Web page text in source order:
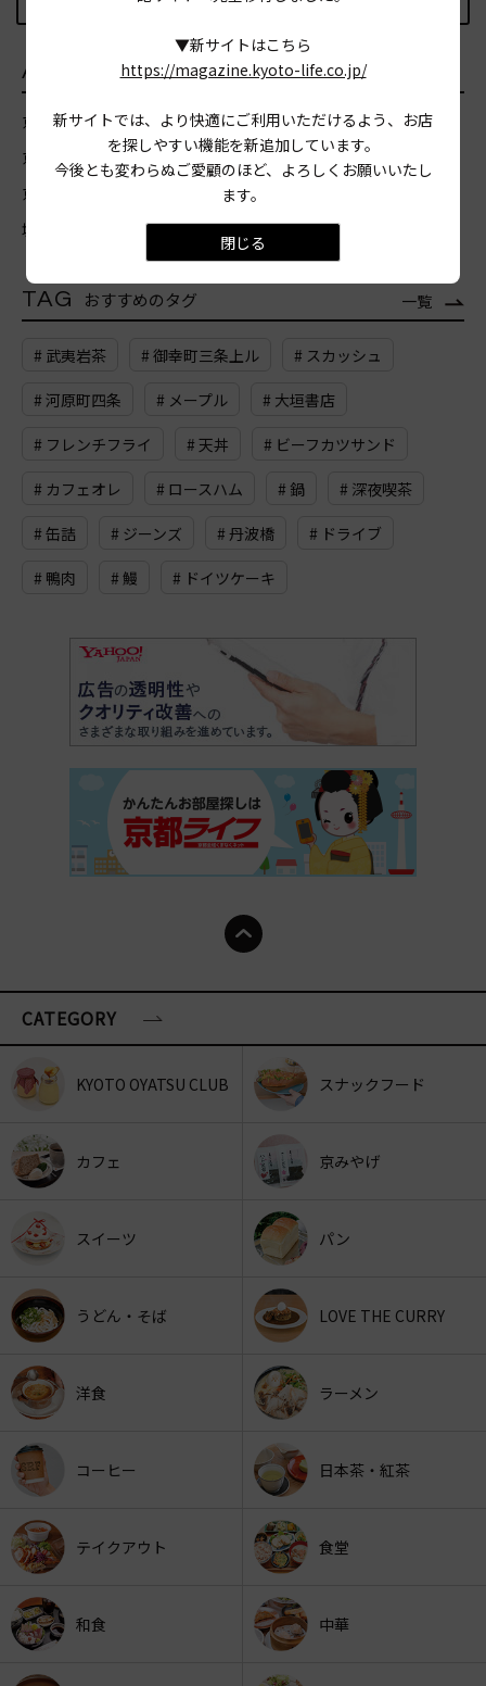
AREA エリア
京都市北区 京都市上京区 京都市左京区
京都市中京区
京都市東山区
京都市山科区 京都市下京区
京都市南区
京都市右京区
京都市伏見区
城陽市
長岡京市 八幡市 木津川市
TAG おすすめのタグ 一覧
# 武夷岩茶 # 御幸町三条上ル # スカッシュ
# 河原町四条 # メープル # 大垣書店
# フレンチフライ # 天丼 # ビーフカツサンド
# カフェオレ # ロースハム # 鍋 # 深夜喫茶
# 缶詰 # ジーンズ # 丹波橋 # ドライブ
# 鴨肉 # 鰻 # ドイツケーキ
▼新サイトはこちら
https://magazine.kyoto-life.co.jp/
新サイトでは、より快適にご利用いただけるよう、お店
を探しやすい機能を新追加しています。
今後とも変わらぬご愛顧のほど、よろしくお願いいたし
ます。
閉じる
CATEGORY
KYOTO OYATSU CLUB スナックフード
カフェ 京みやげ
スイーツ パン
うどん・そば LOVE THE CURRY
洋食 ラーメン
コーヒー 日本茶・紅茶
テイクアウト 食堂
和食 中華